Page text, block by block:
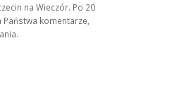
na Wieczór. Po 20
Państwa komentarze,